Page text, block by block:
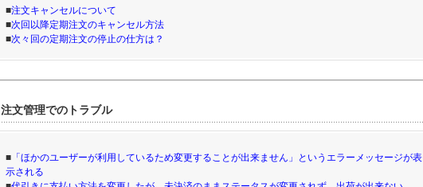
■注文キャンセルについて
■次回以降定期注文のキャンセル方法
■次々回の定期注文の停止の仕方は？
注文管理でのトラブル
■ 「ほかのユーザーが利用しているため変更することが出来ません」というエラーメッセージが表
示される